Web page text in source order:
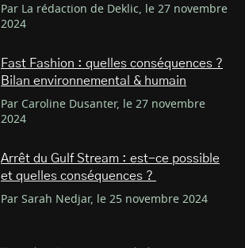
Par La rédaction de Deklic, le 27 novembre
2024
Fast Fashion : quelles conséquences ?
Bilan environnemental & humain
Par Caroline Dusanter, le 27 novembre
2024
Arrêt du Gulf Stream : est-ce possible
et quelles conséquences ?
Par Sarah Nedjar, le 25 novembre 2024